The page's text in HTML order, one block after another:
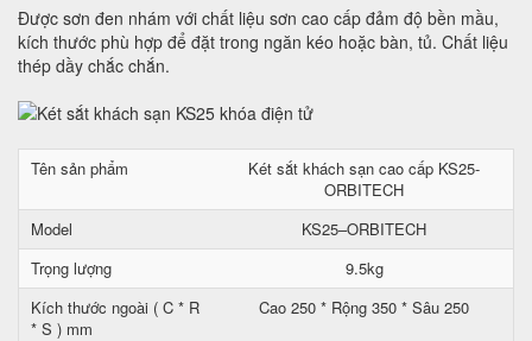
Được sơn đen nhám với chất liệu sơn cao cấp đảm độ bền mầu,
kích thước phù hợp để đặt trong ngăn kéo hoặc bàn, tủ. Chất liệu
thép dầy chắc chắn.
Tên sản phẩm
Két sắt khách sạn cao cấp KS25-
ORBITECH
Model
KS25–ORBITECH
Trọng lượng
9.5kg
Kích thước ngoài ( C * R
* S ) mm
Cao 250 * Rộng 350 * Sâu 250